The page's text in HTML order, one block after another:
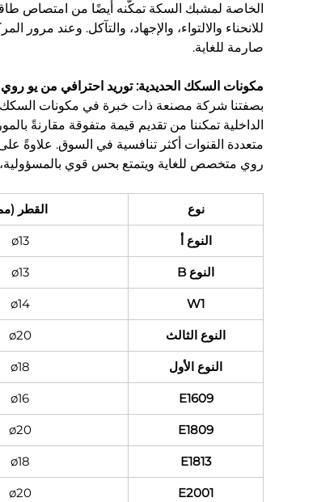
الخاصة لمشبك السكة تمكّنه أيضًا من امتصاص
للانحناء والالتواء، والإجهاد، والتآكل. وعند
صارمة للغاية.
مكونات السكك الحديدية: توريد احترافي من يو روي
الداخلية تمكننا من تقديم قيمة متفوقة مقارنةً
متعددة القنوات أكثر تنافسية في السوق. علاوةً
روي متخصص للغاية ويتمتع بحس قوي
نوع القطر
النوع أ ø13
النوع B ø13
W1
ø14
النوع الثالث ø20
النوع الأول ø18
E1609
ø16
E1809
ø20
E1813
ø18
E2001
ø20